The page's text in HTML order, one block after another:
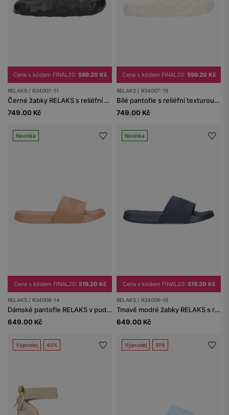
Cena s kódem FINAL20: 599.20 Kč
RELAKS / R34007-11
Černé žabky RELAKS s reliéfní texturou a tlustou podrážkou
749.00 Kč
Cena s kódem FINAL20: 599.20 Kč
RELAKS / R34007-19
Bílé pantofle s reliéfní texturou a tlustou podrážkou RELAKS
749.00 Kč
Novinka
Cena s kódem FINAL20: 519.20 Kč
RELAKS / R34008-14
Dámské pantofle RELAKS v pudrovorůžové barvě
649.00 Kč
Novinka
Cena s kódem FINAL20: 519.20 Kč
RELAKS / R34008-16
Tmavě modré žabky RELAKS s reliéfním logem
649.00 Kč
Výprodej 40% Výprodej 31%